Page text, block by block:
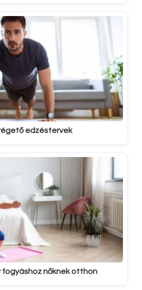
edzéstervek
fogyáshoz nőknek otthon